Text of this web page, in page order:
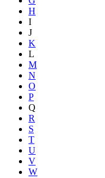
H
I
J
K
L
M
N
O
P
Q
R
S
T
U
V
W